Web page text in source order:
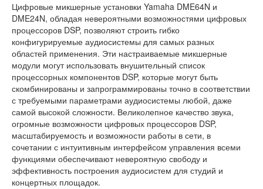
Цифровые микшерные установки Yamaha DME64N и
DME24N, обладая невероятными возможностями цифровых
процессоров DSP, позволяют строить гибко
конфигурируемые аудиосистемы для самых разных
областей применения. Эти настраиваемые микшерные
модули могут использовать внушительный список
процессорных компонентов DSP, которые могут быть
скомбинированы и запрограммированы точно в соответствии
с требуемыми параметрами аудиосистемы любой, даже
самой высокой сложности. Великолепное качество звука,
огромные возможности цифровых процессоров DSP,
масштабируемость и возможности работы в сети, в
сочетании с интуитивным интерфейсом управления всеми
функциями обеспечивают невероятную свободу и
эффективность построения аудиосистем для студий и
концертных площадок.